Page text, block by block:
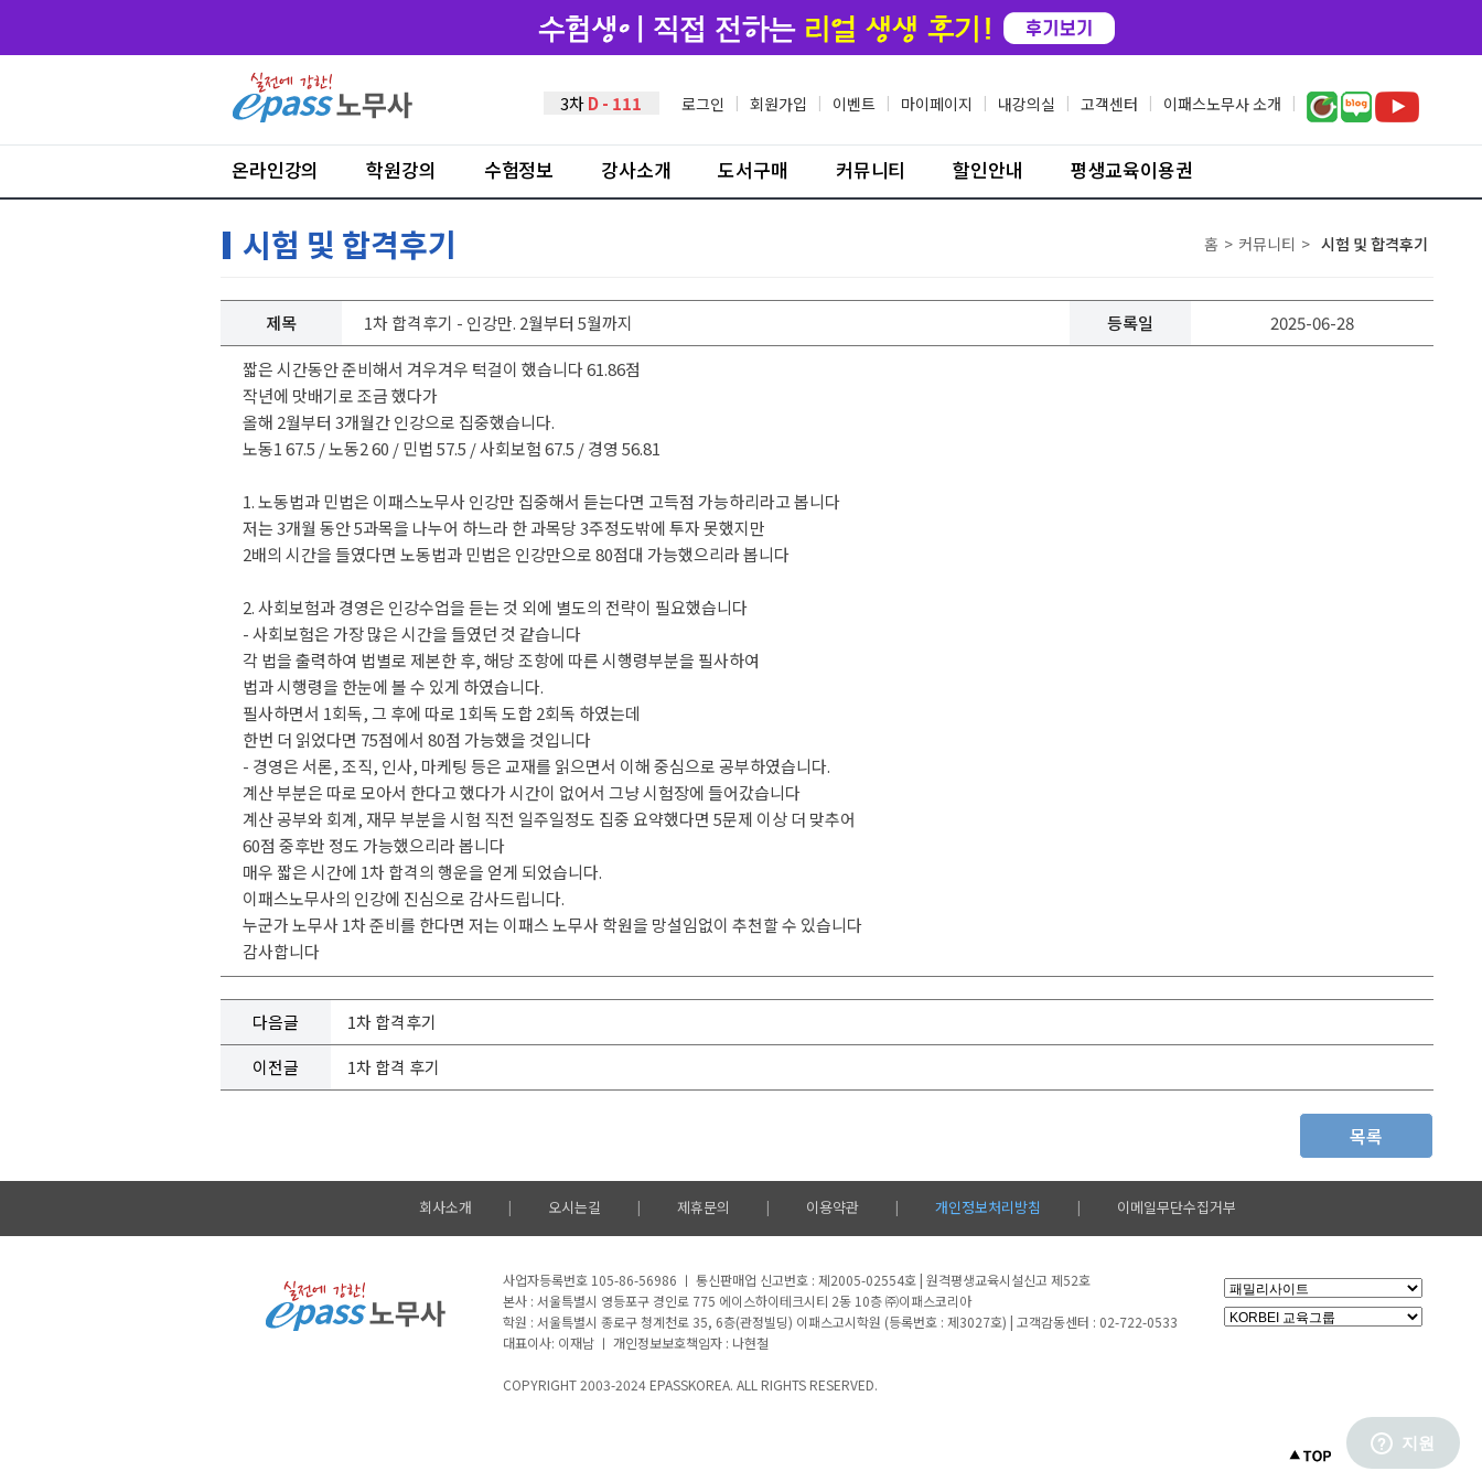
3차D - 111 로그인 | 회원가입 | 이벤트 | 마이페이지 | 내강의실 | 고객센터 | 이패스노무사 소개 |
온라인강의 학원강의 수험정보 강사소개 도서구매 커뮤니티 할인안내 평생교육이용권
시험 및 합격후기 홈 > 커뮤니티 > 시험 및 합격후기
제목 1차 합격후기 - 인강만. 2월부터 5월까지 등록일
2025-06-28
짧은 시간동안 준비해서 겨우겨우 턱걸이 했습니다 61.86점
작년에 맛배기로 조금 했다가
올해 2월부터 3개월간 인강으로 집중했습니다.
노동1 67.5 / 노동2 60 / 민법 57.5 / 사회보험 67.5 / 경영 56.81
1. 노동법과 민법은 이패스노무사 인강만 집중해서 듣는다면 고득점 가능하리라고 봅니다
저는 3개월 동안 5과목을 나누어 하느라 한 과목당 3주정도밖에 투자 못했지만
2배의 시간을 들였다면 노동법과 민법은 인강만으로 80점대 가능했으리라 봅니다
2. 사회보험과 경영은 인강수업을 듣는 것 외에 별도의 전략이 필요했습니다
- 사회보험은 가장 많은 시간을 들였던 것 같습니다
각 법을 출력하여 법별로 제본한 후, 해당 조항에 따른 시행령부분을 필사하여
법과 시행령을 한눈에 볼 수 있게 하였습니다.
필사하면서 1회독, 그 후에 따로 1회독 도합 2회독 하였는데
한번 더 읽었다면 75점에서 80점 가능했을 것입니다
- 경영은 서론, 조직, 인사, 마케팅 등은 교재를 읽으면서 이해 중심으로 공부하였습니다.
계산 부분은 따로 모아서 한다고 했다가 시간이 없어서 그냥 시험장에 들어갔습니다
계산 공부와 회계, 재무 부분을 시험 직전 일주일정도 집중 요약했다면 5문제 이상 더 맞추어
60점 중후반 정도 가능했으리라 봅니다
매우 짧은 시간에 1차 합격의 행운을 얻게 되었습니다.
이패스노무사의 인강에 진심으로 감사드립니다.
누군가 노무사 1차 준비를 한다면 저는 이패스 노무사 학원을 망설임없이 추천할 수 있습니다
감사합니다
다음글
1차 합격후기
이전글
1차 합격 후기
목록
회사소개 | 오시는길 | 제휴문의 | 이용약관 | 개인정보처리방침 | 이메일무단수집거부
사업자등록번호 105-86-56986 ㅣ 통신판매업 신고번호 : 제2005-02554호 | 원격평생교육시설신고 제52호
본사 : 서울특별시 영등포구 경인로 775 에이스하이테크시티 2동 10층 ㈜이패스코리아
학원 : 서울특별시 종로구 청계천로 35, 6층(관정빌딩) 이패스고시학원 (등록번호 : 제3027호) | 고객감동센터 : 02-722-0533
대표이사: 이재남 ㅣ 개인정보보호책임자 : 나현철
COPYRIGHT 2003-2024 EPASSKOREA. ALL RIGHTS RESERVED.